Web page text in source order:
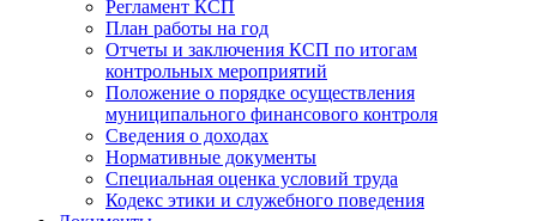
Регламент КСП
План работы на год
Отчеты и заключения КСП по итогам
контрольных мероприятий
Положение о порядке осуществления
муниципального финансового контроля
Сведения о доходах
Нормативные документы
Специальная оценка условий труда
Кодекс этики и служебного поведения